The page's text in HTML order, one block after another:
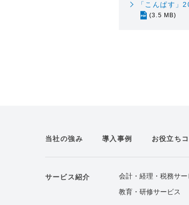
「こんぱす」
(3.5 MB)
当社の強み 導入事例 お役立ち
サービス紹介 会計・経理・税務サー
教育・研修サービス